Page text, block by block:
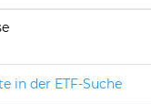
in der ETF-Suche